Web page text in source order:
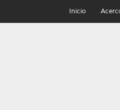
Inicio